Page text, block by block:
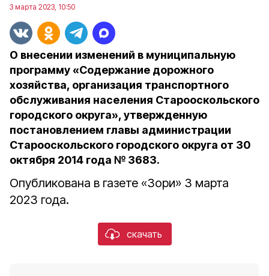
3 марта 2023, 10:50
О внесении изменений в муниципальную
программу «Содержание дорожного
хозяйства, организация транспортного
обслуживания населения Старооскольского
городского округа», утвержденную
постановлением главы администрации
Старооскольского городского округа от 30
октября 2014 года № 3683.
Опубликована в газете «Зори» 3 марта
2023 года.
скачать